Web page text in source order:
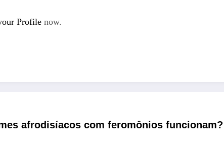
Profile now.
afrodisíacos com feromônios